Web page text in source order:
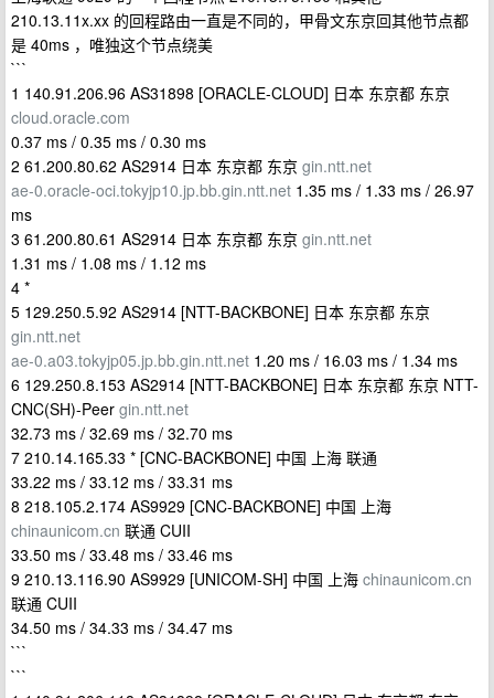
210.13.11x.xx 的回程路由一直是不同的，甲骨文东京回其他节点都
是 40ms ，唯独这个节点绕美
```
1 140.91.206.96 AS31898 [ORACLE-CLOUD] 日本 东京都 东京
cloud.oracle.com
0.37 ms / 0.35 ms / 0.30 ms
2 61.200.80.62 AS2914 日本 东京都 东京 gin.ntt.net
ae-0.oracle-oci.tokyjp10.jp.bb.gin.ntt.net 1.35 ms / 1.33 ms / 26.97
ms
3 61.200.80.61 AS2914 日本 东京都 东京 gin.ntt.net
1.31 ms / 1.08 ms / 1.12 ms
4 *
5 129.250.5.92 AS2914 [NTT-BACKBONE] 日本 东京都 东京
gin.ntt.net
ae-0.a03.tokyjp05.jp.bb.gin.ntt.net 1.20 ms / 16.03 ms / 1.34 ms
6 129.250.8.153 AS2914 [NTT-BACKBONE] 日本 东京都 东京 NTT-
CNC(SH)-Peer gin.ntt.net
32.73 ms / 32.69 ms / 32.70 ms
7 210.14.165.33 * [CNC-BACKBONE] 中国 上海 联通
33.22 ms / 33.12 ms / 33.31 ms
8 218.105.2.174 AS9929 [CNC-BACKBONE] 中国 上海
chinaunicom.cn 联通 CUII
33.50 ms / 33.48 ms / 33.46 ms
9 210.13.116.90 AS9929 [UNICOM-SH] 中国 上海 chinaunicom.cn
联通 CUII
34.50 ms / 34.33 ms / 34.47 ms
```
```